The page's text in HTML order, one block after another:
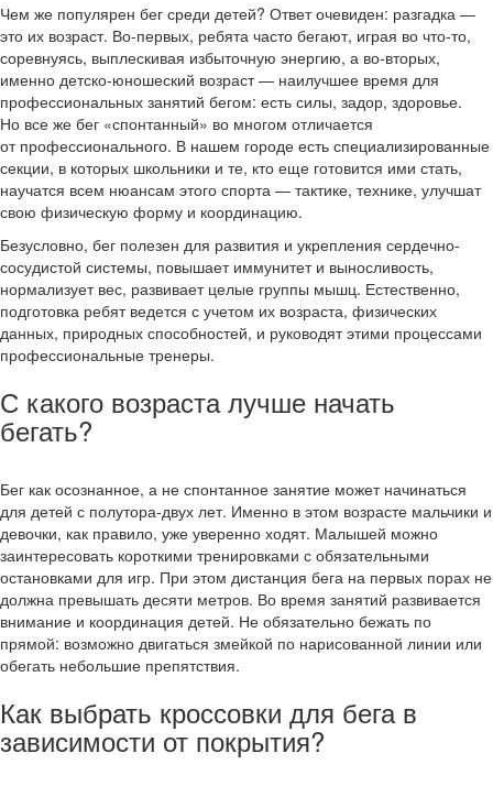
Чем же популярен бег среди детей? Ответ очевиден: разгадка —
это их возраст. Во-первых, ребята часто бегают, играя во что-то,
соревнуясь, выплескивая избыточную энергию, а во-вторых,
именно детско-юношеский возраст — наилучшее время для
профессиональных занятий бегом: есть силы, задор, здоровье.
Но все же бег «спонтанный» во многом отличается
от профессионального. В нашем городе есть специализированные
секции, в которых школьники и те, кто еще готовится ими стать,
научатся всем нюансам этого спорта — тактике, технике, улучшат
свою физическую форму и координацию.
Безусловно, бег полезен для развития и укрепления сердечно-
сосудистой системы, повышает иммунитет и выносливость,
нормализует вес, развивает целые группы мышц. Естественно,
подготовка ребят ведется с учетом их возраста, физических
данных, природных способностей, и руководят этими процессами
профессиональные тренеры.
С какого возраста лучше начать
бегать?
Бег как осознанное, а не спонтанное занятие может начинаться
для детей с полутора-двух лет. Именно в этом возрасте мальчики и
девочки, как правило, уже уверенно ходят. Малышей можно
заинтересовать короткими тренировками с обязательными
остановками для игр. При этом дистанция бега на первых порах не
должна превышать десяти метров. Во время занятий развивается
внимание и координация детей. Не обязательно бежать по
прямой: возможно двигаться змейкой по нарисованной линии или
обегать небольшие препятствия.
Как выбрать кроссовки для бега в
зависимости от покрытия?